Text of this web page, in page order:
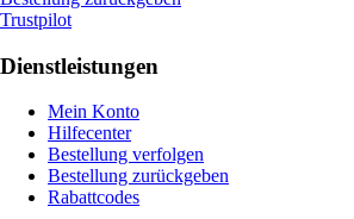
Trustpilot
Dienstleistungen
Mein Konto
Hilfecenter
Bestellung verfolgen
Bestellung zurückgeben
Rabattcodes